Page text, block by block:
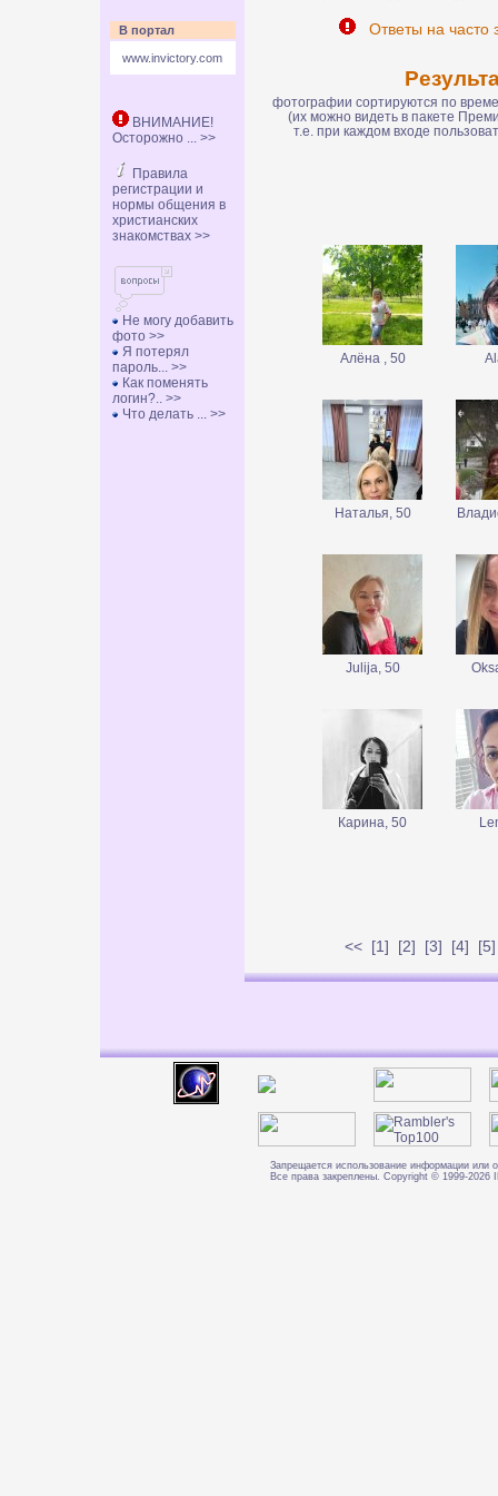
В портал
www.invictory.com
ВНИМАНИЕ!
Осторожно ... >>
Правила
регистрации и
нормы общения в
христианских
знакомствах >>
Не могу добавить
фото >>
Я потерял
пароль... >>
Как поменять
логин?.. >>
Что делать ... >>
Ответы на часто
фотографии сортируются по
(их можно видеть в пакете
т.е. при каждом входе
Алёна , 50
Наталья, 50
Julija, 50
Карина, 50
<< [1] [2] [3] [4] [5
Запрещается использование информации или
Все права закреплены. Copyright © 1999-